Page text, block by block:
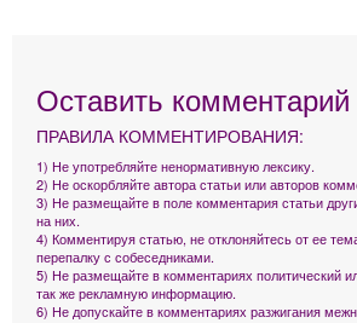
Оставить комментарий
ПРАВИЛА КОММЕНТИРОВАНИЯ:
1) Не употребляйте ненормативную лексику.
2) Не оскорбляйте автора статьи или авторов
3) Не размещайте в поле комментария статьи
на них.
4) Комментируя статью, не отклоняйтесь от ее
перепалку с собеседниками.
5) Не размещайте в комментариях политический
так же рекламную информацию.
6) Не допускайте в комментариях разжигания